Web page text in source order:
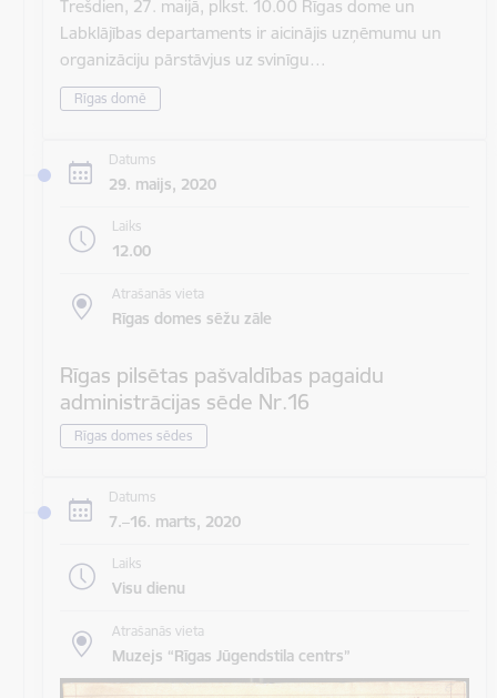
Trešdien, 27. maijā, plkst. 10.00 Rīgas dome un
Labklājības departaments ir aicinājis uzņēmumu un
organizāciju pārstāvjus uz svinīgu…
Rīgas domē
Datums
29. maijs, 2020
Laiks
12.00
Atrašanās vieta
Rīgas domes sēžu zāle
Rīgas pilsētas pašvaldības pagaidu
administrācijas sēde Nr.16
Rīgas domes sēdes
Datums
7.–16. marts, 2020
Laiks
Visu dienu
Atrašanās vieta
Muzejs “Rīgas Jūgendstila centrs”